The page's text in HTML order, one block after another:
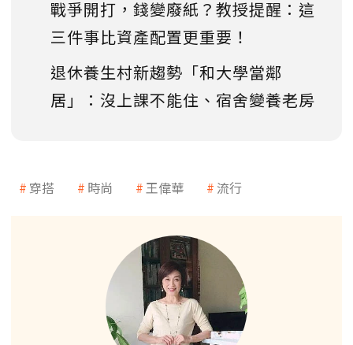
戰爭開打，錢變廢紙？教授提醒：這
三件事比資產配置更重要！
退休養生村新趨勢「和大學當鄰
居」：沒上課不能住、宿舍變養老房
穿搭 時尚 王偉華 流行